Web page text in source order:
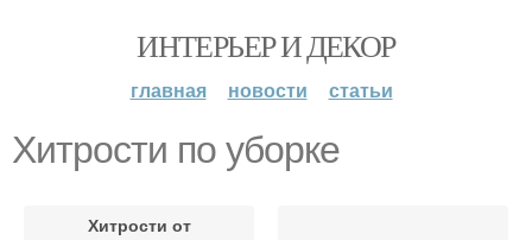
ИНТЕРЬЕР И ДЕКОР
главная новости статьи
Хитрости по уборке
Хитрости от